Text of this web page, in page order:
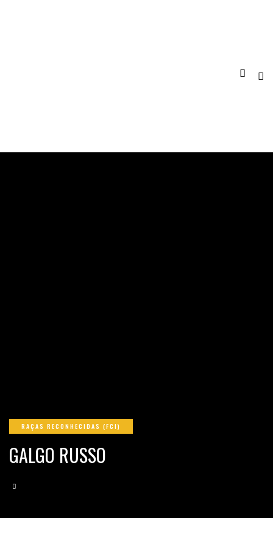
RAÇAS RECONHECIDAS (FCI)
GALGO RUSSO